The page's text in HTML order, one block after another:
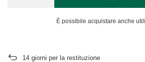
È possibile acquistare anche
14 giorni per la restituzione